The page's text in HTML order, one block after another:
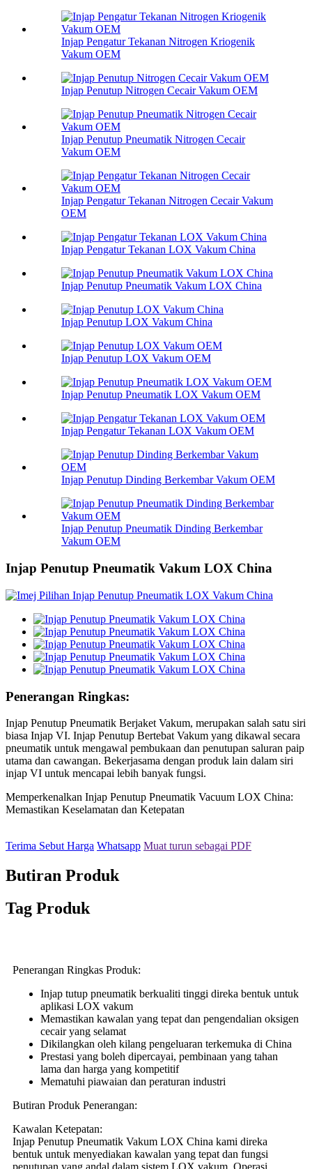
Injap Pengatur Tekanan Nitrogen Kriogenik
Vakum OEM
Injap Penutup Nitrogen Cecair Vakum OEM
Injap Penutup Pneumatik Nitrogen Cecair
Vakum OEM
Injap Pengatur Tekanan Nitrogen Cecair Vakum
OEM
Injap Pengatur Tekanan LOX Vakum China
Injap Penutup Pneumatik Vakum LOX China
Injap Penutup LOX Vakum China
Injap Penutup LOX Vakum OEM
Injap Penutup Pneumatik LOX Vakum OEM
Injap Pengatur Tekanan LOX Vakum OEM
Injap Penutup Dinding Berkembar Vakum OEM
Injap Penutup Pneumatik Dinding Berkembar
Vakum OEM
Injap Penutup Pneumatik Vakum LOX China
Penerangan Ringkas:
Injap Penutup Pneumatik Berjaket Vakum, merupakan salah satu siri
biasa Injap VI. Injap Penutup Bertebat Vakum yang dikawal secara
pneumatik untuk mengawal pembukaan dan penutupan saluran paip
utama dan cawangan. Bekerjasama dengan produk lain dalam siri
injap VI untuk mencapai lebih banyak fungsi.
Memperkenalkan Injap Penutup Pneumatik Vacuum LOX China:
Memastikan Keselamatan dan Ketepatan
Terima Sebut Harga Whatsapp Muat turun sebagai PDF
Butiran Produk
Tag Produk
Penerangan Ringkas Produk:
Injap tutup pneumatik berkualiti tinggi direka bentuk untuk
aplikasi LOX vakum
Memastikan kawalan yang tepat dan pengendalian oksigen
cecair yang selamat
Dikilangkan oleh kilang pengeluaran terkemuka di China
Prestasi yang boleh dipercayai, pembinaan yang tahan
lama dan harga yang kompetitif
Mematuhi piawaian dan peraturan industri
Butiran Produk Penerangan:
Kawalan Ketepatan:
Injap Penutup Pneumatik Vakum LOX China kami direka
bentuk untuk menyediakan kawalan yang tepat dan fungsi
penutupan yang andal dalam sistem LOX vakum. Operasi